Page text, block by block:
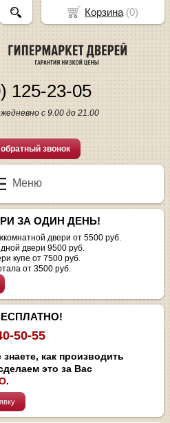
125-23-05
с 9.00 до 21.00
звонок
Меню
ЗА ОДИН ДЕНЬ!
двери от 5500 руб.
двери 9500 руб.
купе от 7500 руб.
от 3500 руб.
50-55
как производить
это за Вас
.
Корзина(0)